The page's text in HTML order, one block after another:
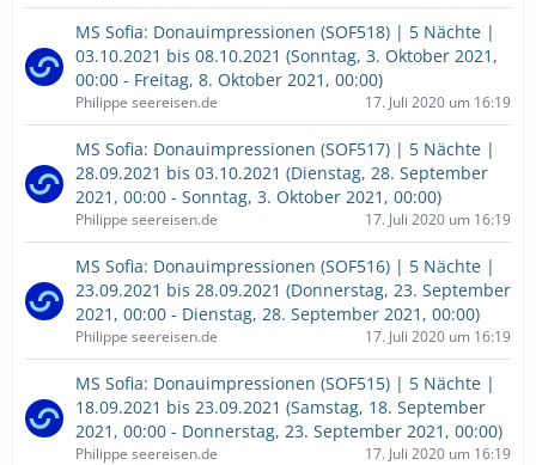
MS Sofia: Donauimpressionen (SOF518) | 5 Nächte |
03.10.2021 bis 08.10.2021 (Sonntag, 3. Oktober 2021,
00:00 - Freitag, 8. Oktober 2021, 00:00)
Philippe seereisen.de 17. Juli 2020 um 16:19
MS Sofia: Donauimpressionen (SOF517) | 5 Nächte |
28.09.2021 bis 03.10.2021 (Dienstag, 28. September
2021, 00:00 - Sonntag, 3. Oktober 2021, 00:00)
Philippe seereisen.de 17. Juli 2020 um 16:19
MS Sofia: Donauimpressionen (SOF516) | 5 Nächte |
23.09.2021 bis 28.09.2021 (Donnerstag, 23. September
2021, 00:00 - Dienstag, 28. September 2021, 00:00)
Philippe seereisen.de 17. Juli 2020 um 16:19
MS Sofia: Donauimpressionen (SOF515) | 5 Nächte |
18.09.2021 bis 23.09.2021 (Samstag, 18. September
2021, 00:00 - Donnerstag, 23. September 2021, 00:00)
Philippe seereisen.de 17. Juli 2020 um 16:19